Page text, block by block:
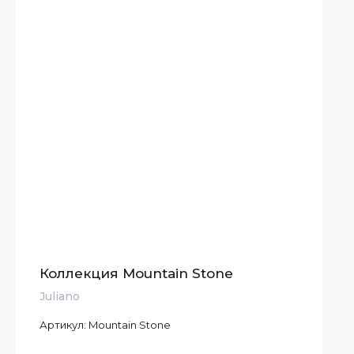
Коллекция Mountain Stone
Juliano
Артикул: Mountain Stone